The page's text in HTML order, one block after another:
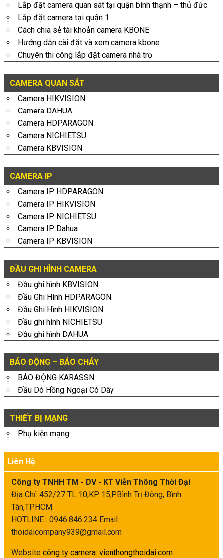
Lắp đặt camera quan sát tại quận bình thạnh – thủ đức
Lắp đặt camera tại quận 1
Cách chia sẻ tài khoản camera KBONE
Hướng dẫn cài đặt và xem camera kbone
Chuyên thi công lắp đặt camera nhà trọ
CAMERA QUAN SÁT
Camera HIKVISION
Camera DAHUA
Camera HDPARAGON
Camera NICHIETSU
Camera KBVISION
CAMERA IP
Camera IP HDPARAGON
Camera IP HIKVISION
Camera IP NICHIETSU
Camera IP Dahua
Camera IP KBVISION
ĐẦU GHI HÌNH CAMERA
Đầu ghi hình KBVISION
Đầu Ghi Hình HDPARAGON
Đầu Ghi Hình HIKVISION
Đầu ghi hình NICHIETSU
Đầu ghi hình DAHUA
BÁO ĐỘNG – BÁO CHÁY
BÁO ĐỘNG KARASSN
Đầu Dò Hồng Ngoại Có Dây
THIẾT BỊ MẠNG
Phụ kiện mạng
Liên Hệ
Công ty TNHH TM - DV - KT Viễn Thông Thời Đại
Địa Chỉ: 452/27 TL 10,KP 15,P.Bình Trị Đông, Bình
Tân,TPHCM.
HOTLINE : 0946.846.234 Email:
thoidaicompany939@gmail.com
Website công ty camera: vienthongthoidai.com